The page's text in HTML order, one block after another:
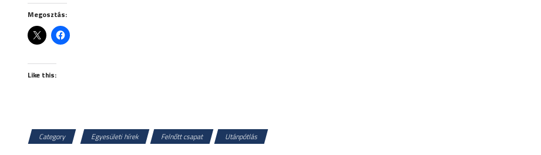
Megosztás:
Like this:
Category Egyesületi hírek Felnőtt csapat Utánpótlás